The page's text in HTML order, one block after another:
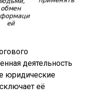
деятельность
юридические
её